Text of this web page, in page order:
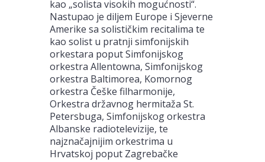
kao „solista visokih mogućnosti“.
Nastupao je diljem Europe i Sjeverne
Amerike sa solističkim recitalima te
kao solist u pratnji simfonijskih
orkestara poput Simfonijskog
orkestra Allentowna, Simfonijskog
orkestra Baltimorea, Komornog
orkestra Češke filharmonije,
Orkestra državnog hermitaža St.
Petersbuga, Simfonijskog orkestra
Albanske radiotelevizije, te
najznačajnijim orkestrima u
Hrvatskoj poput Zagrebačke